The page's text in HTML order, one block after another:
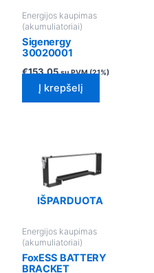
Energijos kaupimas
(akumuliatoriai)
Sigenergy
30020001
€153.05 su PVM (21%)
Į krepšelį
IŠPARDUOTA
Energijos kaupimas
(akumuliatoriai)
FoxESS BATTERY
BRACKET